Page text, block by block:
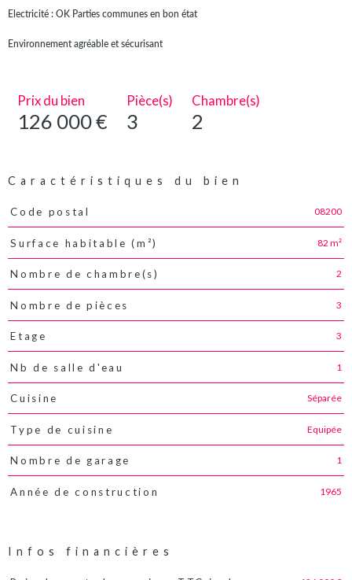
Electricité : OK Parties communes en bon état
Environnement agréable et sécurisant
Prix du bien
126 000 €
Pièce(s)
3
Chambre(s)
2
Caractéristiques du bien
Caractéristiques Valeurs
Code postal 08200
Surface habitable (m²) 82 m²
Nombre de chambre(s) 2
Nombre de pièces 3
Etage 3
Nb de salle d'eau 1
Cuisine Séparée
Type de cuisine Equipée
Nombre de garage 1
Année de construction 1965
Infos financières